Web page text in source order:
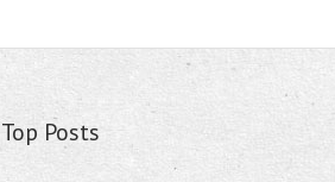
Top Posts